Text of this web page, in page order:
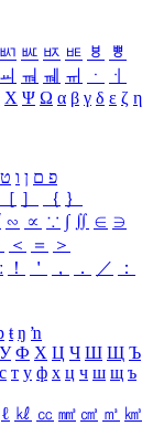
ㅴ ㅵ ㅶ ㅷ ㅸ
ㅹ
ㆉ ㆊ ㆋ ㆌ ㆍ
ㆎ
Χ Ψ Ω α β γ δ ε ζ η
פ ם ן ו ט
［ ］ ｛ ｝
∽ ∝ ∵ ∫ ∬ ∈ ∋
＜ ＝
＞
ː ！ ＇ ， ． ／
：
ŧ ŋ ŉ
У Ф Х Ц Ч Ш Щ Ъ
с т у ф х ц ч ш щ ъ
ℓ ㎘ ㏄ ㎣ ㎤ ㎥ ㎦